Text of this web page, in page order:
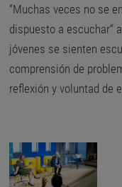
“Muchas veces no se
dispuesto a escuchar“
jóvenes se sienten
comprensión de
reflexión y voluntad de